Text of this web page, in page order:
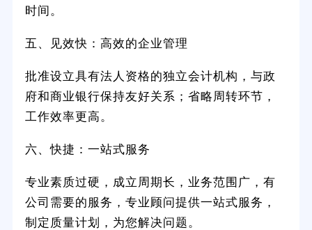
时间。
五、见效快：高效的企业管理
批准设立具有法人资格的独立会计机构，与政
府和商业银行保持友好关系；省略周转环节，
工作效率更高。
六、快捷：一站式服务
专业素质过硬，成立周期长，业务范围广，有
公司需要的服务，专业顾问提供一站式服务，
制定质量计划，为您解决问题。